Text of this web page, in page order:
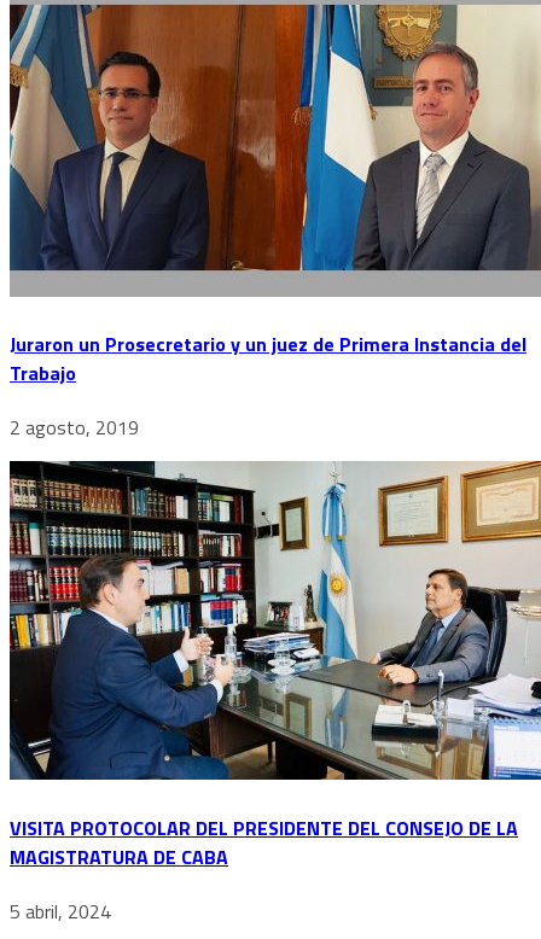
Juraron un Prosecretario y un juez de Primera Instancia del
Trabajo
2 agosto, 2019
VISITA PROTOCOLAR DEL PRESIDENTE DEL CONSEJO DE LA
MAGISTRATURA DE CABA
5 abril, 2024